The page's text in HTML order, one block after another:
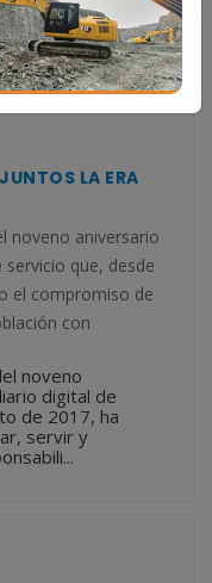
LA ERA
noveno aniversario
servicio que, desde
el compromiso de
con
noveno
digital de
de 2017, ha
servir y